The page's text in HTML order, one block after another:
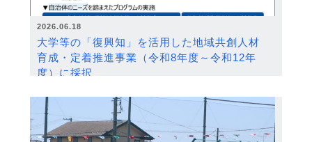
2026.06.18
大学等の「復興知」を活用した地域共創人材
育成・定着推進事業（令和8年度～令和12年
度）に採択